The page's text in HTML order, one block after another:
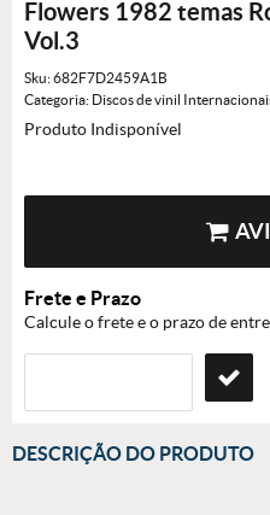
Flowers 1982 temas
Vol.3
Sku:682F7D2459A1B
Categoria: Discos de vinil
Produto Indisponível
Frete e Prazo
Calcule o frete e o prazo de
DESCRIÇÃO DO PRODUTO